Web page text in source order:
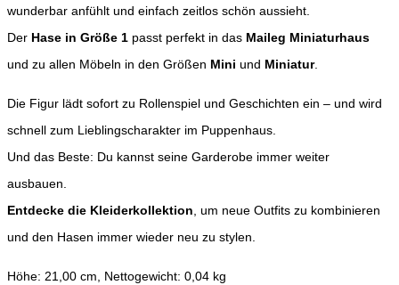
wunderbar anfühlt und einfach zeitlos schön aussieht.
Der Hase in Größe 1 passt perfekt in das Maileg Miniaturhaus
und zu allen Möbeln in den Größen Mini und Miniatur.
Die Figur lädt sofort zu Rollenspiel und Geschichten ein – und wird
schnell zum Lieblingscharakter im Puppenhaus.
Und das Beste: Du kannst seine Garderobe immer weiter
ausbauen.
Entdecke die Kleiderkollektion, um neue Outfits zu kombinieren
und den Hasen immer wieder neu zu stylen.
Höhe: 21,00 cm, Nettogewicht: 0,04 kg